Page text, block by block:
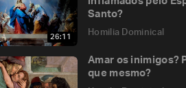
26:11
Santo?
Homilia Dominical
Amar os inimigos?
que mesmo?